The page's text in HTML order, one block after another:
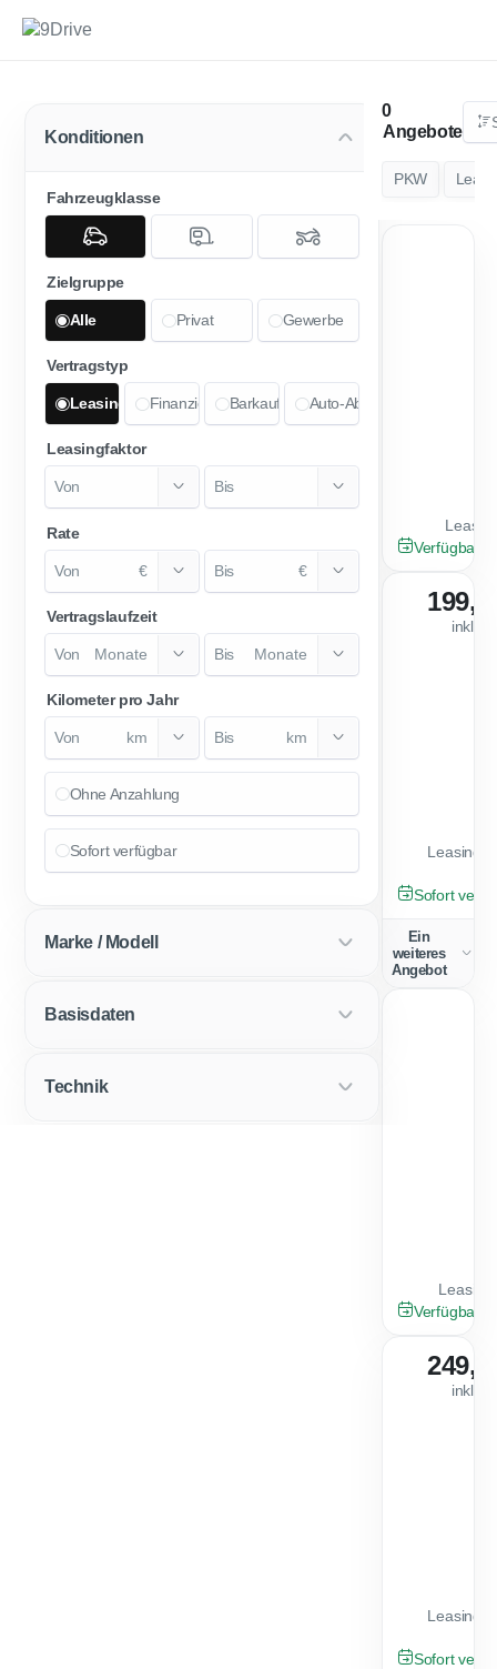
Konditionen
Fahrzeugklasse
Zielgruppe
Alle Privat Gewerbe
Vertragstyp
Leasing FinanzierungBarkauf Auto-Abo
Leasingfaktor
Rate
€ €
Vertragslaufzeit
Monate Monate
Kilometer pro Jahr
km km
Ohne Anzahlung
Sofort verfügbar
Marke / Modell
Basisdaten
Technik
Angebote
PKW
NEU
Verfügbar
NEU
inkl.
Sofort
Ein
weiteres
Angebot
NEU
Verfügbar
NEU
inkl.
Sofort